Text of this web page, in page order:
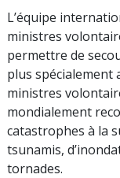
L’équipe
ministres
permettre de
plus spécialement
ministres
mondialement
catastrophes à la
tsunamis,
tornades.